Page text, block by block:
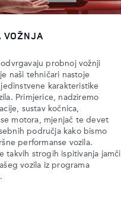
VOŽNJA
probnoj vožnji
naši tehničari nastoje
karakteristike
Primjerice, nadziremo
sustav kočnica,
motora, mjenjač te devet
područja kako bismo
performanse vozila.
takvih strogih ispitivanja jamči
vozila iz programa